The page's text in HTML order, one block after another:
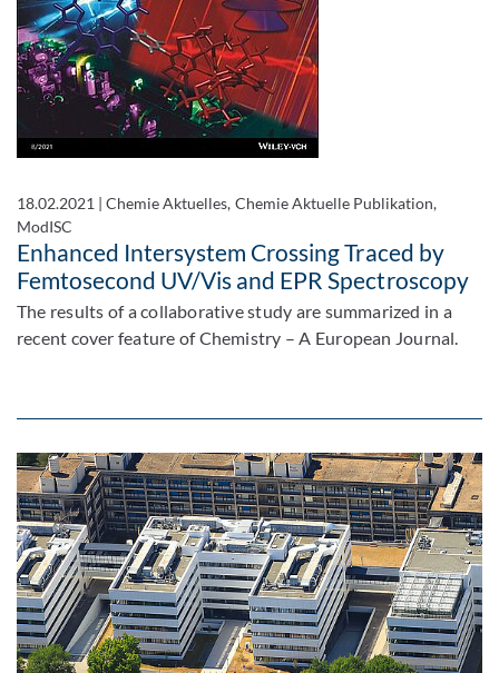
18.02.2021 |Chemie Aktuelles, Chemie Aktuelle Publikation,
ModISC
Enhanced Intersystem Crossing Traced by
Femtosecond UV/Vis and EPR Spectroscopy
The results of a collaborative study are summarized in a
recent cover feature of Chemistry – A European Journal.